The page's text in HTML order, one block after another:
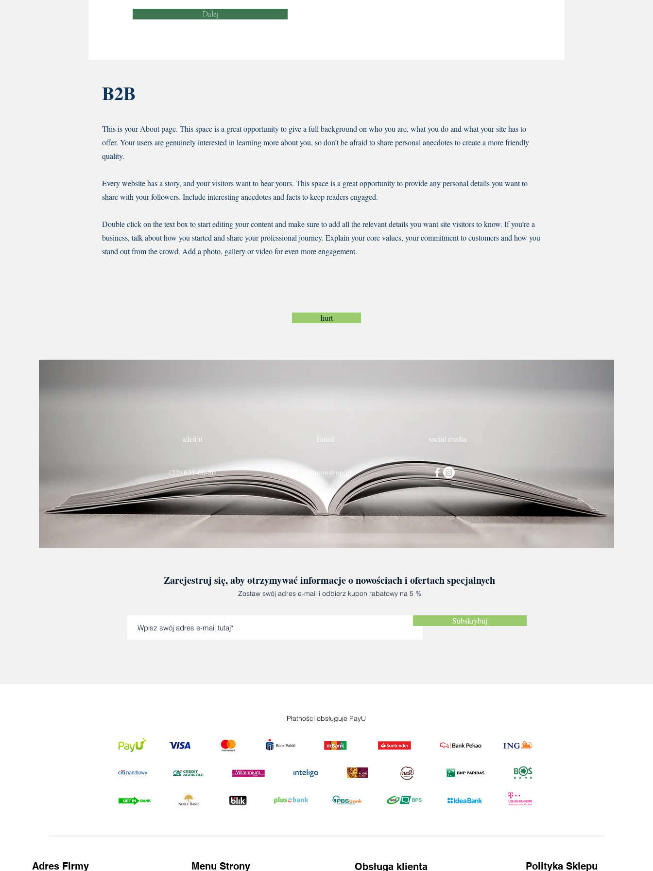
B2B
This is your About page. This space is a great opportunity to give a full background on who you are, what you do and what your site has to
offer. Your users are genuinely interested in learning more about you, so don’t be afraid to share personal anecdotes to create a more friendly
quality.
Every website has a story, and your visitors want to hear yours. This space is a great opportunity to provide any personal details you want to
share with your followers. Include interesting anecdotes and facts to keep readers engaged.
Double click on the text box to start editing your content and make sure to add all the relevant details you want site visitors to know. If you’re a
business, talk about how you started and share your professional journey. Explain your core values, your commitment to customers and how you
stand out from the crowd. Add a photo, gallery or video for even more engagement.
hurt
Dalej
telefon
(22) 631-60-80
Email
artibiuro@op.pl
social media
Zarejestruj się, aby otrzymywać informacje o nowościach i ofertach specjalnych
Zostaw swój adres e-mail i odbierz kupon rabatowy na 5 %
Subskrybuj
Adres Firmy Menu Strony Obsługa klienta Polityka Sklepu
Płatności obsługuje PayU